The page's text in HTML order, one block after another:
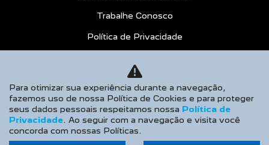
Trabalhe Conosco
Política de Privacidade
AGENDE UM TEST DRIVE
Desacelere. Seu bem maior é a vida.
Para otimizar sua experiência durante a navegação,
fazemos uso de nossa Política de Cookies e para proteger
seus dados pessoais respeitamos nossa Política de
Privacidade. Ao seguir com a navegação e visita você
concorda com nossas Políticas.